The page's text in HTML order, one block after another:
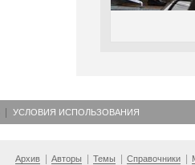
УСЛОВИЯ ИСПОЛЬЗОВАНИЯ
Архив Авторы Темы Справочники